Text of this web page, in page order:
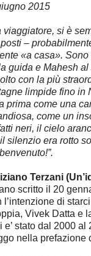
2015
viaggiatore, si è
–
«a casa».
guida e Mahesh
con la più
limpide fino in
prima come una
come un
neri, il cielo
silenzio era rotto
Terzani
scritto il 20
l’intenzione di
Vivek Datta e
e’ stato dal 2000
nella prefazione